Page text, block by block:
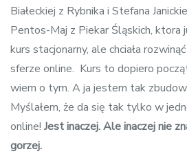
Białeckiej z Rybnika i Stefana
Pentos-Maj z Piekar Śląskich, ktora
kurs stacjonarny, ale chciała
sferze online. Kurs to dopiero
wiem o tym. A ja jestem tak
Myślałem, że da się tak tylko w
online! Jest inaczej. Ale inaczej nie
gorzej.